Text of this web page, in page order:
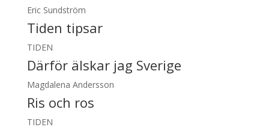
Eric Sundström
Tiden tipsar
TIDEN
Därför älskar jag Sverige
Magdalena Andersson
Ris och ros
TIDEN